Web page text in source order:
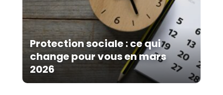
Protection sociale : ce qui
change pour vous en mars
2026